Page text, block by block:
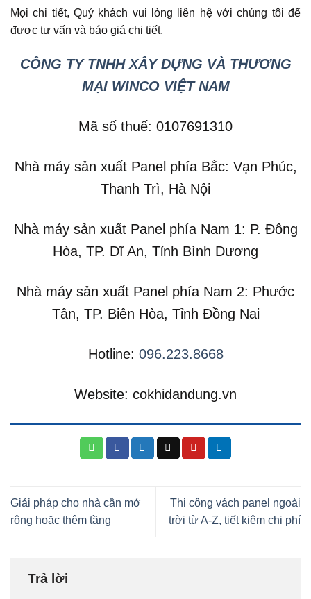
Mọi chi tiết, Quý khách vui lòng liên hệ với chúng tôi để
được tư vấn và báo giá chi tiết.
CÔNG TY TNHH XÂY DỰNG VÀ THƯƠNG
MẠI WINCO VIỆT NAM
Mã số thuế: 0107691310
Nhà máy sản xuất Panel phía Bắc: Vạn Phúc,
Thanh Trì, Hà Nội
Nhà máy sản xuất Panel phía Nam 1: P. Đông
Hòa, TP. Dĩ An, Tỉnh Bình Dương
Nhà máy sản xuất Panel phía Nam 2: Phước
Tân, TP. Biên Hòa, Tỉnh Đồng Nai
Hotline: 096.223.8668
Website: cokhidandung.vn
Giải pháp cho nhà cần mở
rộng hoặc thêm tầng
Thi công vách panel ngoài
trời từ A-Z, tiết kiệm chi phí
Trả lời